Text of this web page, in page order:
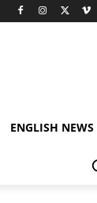
ENGLISH NEWS